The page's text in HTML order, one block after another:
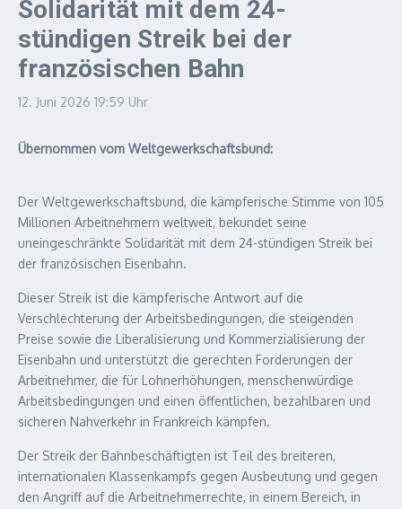
Solidarität mit dem 24-
stündigen Streik bei der
französischen Bahn
12. Juni 2026 19:59 Uhr
Übernommen vom Weltgewerkschaftsbund:
Der Weltgewerkschaftsbund, die kämpferische Stimme von 105
Millionen Arbeitnehmern weltweit, bekundet seine
uneingeschränkte Solidarität mit dem 24-stündigen Streik bei
der französischen Eisenbahn.
Dieser Streik ist die kämpferische Antwort auf die
Verschlechterung der Arbeitsbedingungen, die steigenden
Preise sowie die Liberalisierung und Kommerzialisierung der
Eisenbahn und unterstützt die gerechten Forderungen der
Arbeitnehmer, die für Lohnerhöhungen, menschenwürdige
Arbeitsbedingungen und einen öffentlichen, bezahlbaren und
sicheren Nahverkehr in Frankreich kämpfen.
Der Streik der Bahnbeschäftigten ist Teil des breiteren,
internationalen Klassenkampfs gegen Ausbeutung und gegen
den Angriff auf die Arbeitnehmerrechte, in einem Bereich, in